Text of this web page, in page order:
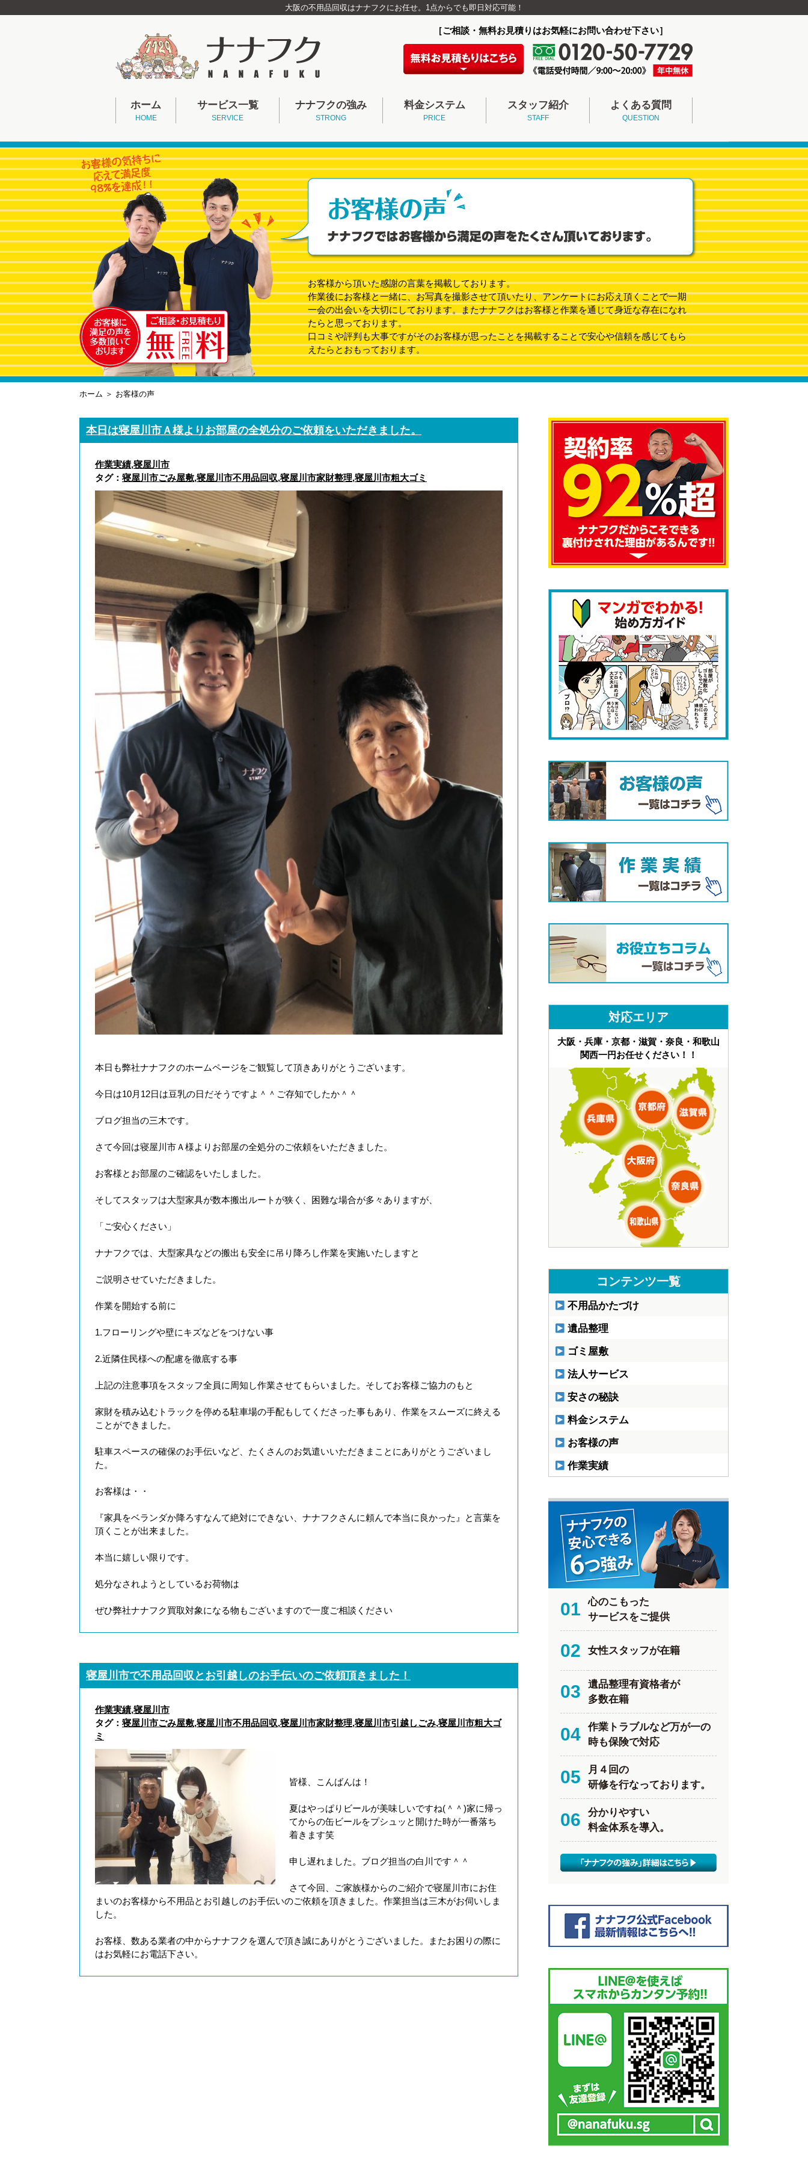
大阪の不用品回収はナナフクにお任せ。1点からでも即日対応可能！
［ご相談・無料お見積りはお気軽にお問い合わせ下さい］
ホーム
HOME
サービス一覧
SERVICE
ナナフクの強み
STRONG
料金システム
PRICE
スタッフ紹介
STAFF
よくある質問
QUESTION
お客様から頂いた感謝の言葉を掲載しております。
作業後にお客様と一緒に、お写真を撮影させて頂いたり、アンケートにお応え頂くことで一期
一会の出会いを大切にしております。またナナフクはお客様と作業を通じて身近な存在になれ
たらと思っております。
口コミや評判も大事ですがそのお客様が思ったことを掲載することで安心や信頼を感じてもら
えたらとおもっております。
ホーム ＞ お客様の声
本日は寝屋川市Ａ様よりお部屋の全処分のご依頼をいただきました。
作業実績,寝屋川市
タグ： 寝屋川市ごみ屋敷,寝屋川市不用品回収,寝屋川市家財整理,寝屋川市粗大ゴミ
本日も弊社ナナフクのホームページをご観覧して頂きありがとうございます。
今日は10月12日は豆乳の日だそうですよ＾＾ご存知でしたか＾＾
ブログ担当の三木です。
さて今回は寝屋川市Ａ様よりお部屋の全処分のご依頼をいただきました。
お客様とお部屋のご確認をいたしました。
そしてスタッフは大型家具が数本搬出ルートが狭く、困難な場合が多々ありますが、
「ご安心ください」
ナナフクでは、大型家具などの搬出も安全に吊り降ろし作業を実施いたしますと
ご説明させていただきました。
作業を開始する前に
1.フローリングや壁にキズなどをつけない事
2.近隣住民様への配慮を徹底する事
上記の注意事項をスタッフ全員に周知し作業させてもらいました。そしてお客様ご協力のもと
家財を積み込むトラックを停める駐車場の手配もしてくださった事もあり、作業をスムーズに終える
ことができました。
駐車スペースの確保のお手伝いなど、たくさんのお気遣いいただきまことにありがとうございまし
た。
お客様は・・
『家具をベランダか降ろすなんて絶対にできない、ナナフクさんに頼んで本当に良かった』と言葉を
頂くことが出来ました。
本当に嬉しい限りです。
処分なされようとしているお荷物は
ぜひ弊社ナナフク買取対象になる物もございますので一度ご相談ください
寝屋川市で不用品回収とお引越しのお手伝いのご依頼頂きました！
作業実績,寝屋川市
タグ： 寝屋川市ごみ屋敷,寝屋川市不用品回収,寝屋川市家財整理,寝屋川市引越しごみ,寝屋川市粗大ゴ
ミ
皆様、こんばんは！
夏はやっぱりビールが美味しいですね(＾＾)家に帰っ
てからの缶ビールをプシュッと開けた時が一番落ち
着きます笑
申し遅れました。ブログ担当の白川です＾＾
さて今回、ご家族様からのご紹介で寝屋川市にお住
まいのお客様から不用品とお引越しのお手伝いのご依頼を頂きました。作業担当は三木がお伺いしま
した。
お客様、数ある業者の中からナナフクを選んで頂き誠にありがとうございました。またお困りの際に
はお気軽にお電話下さい。
対応エリア
大阪・兵庫・京都・滋賀・奈良・和歌山
関西一円お任せください！！
コンテンツ一覧
不用品かたづけ
遺品整理
ゴミ屋敷
法人サービス
安さの秘訣
料金システム
お客様の声
作業実績
01
心のこもった
サービスをご提供
02 女性スタッフが在籍
03
遺品整理有資格者が
多数在籍
04
作業トラブルなど万が一の
時も保険で対応
05
月４回の
研修を行なっております。
06
分かりやすい
料金体系を導入。